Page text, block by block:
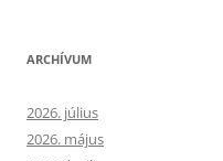
ARCHÍVUM
2026. július
2026. május